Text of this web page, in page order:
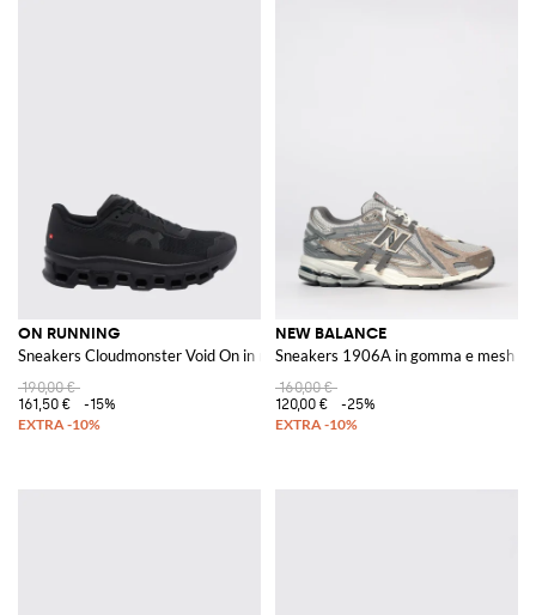
ON RUNNING
Sneakers Cloudmonster Void On in mesh
190,00 €
161,50 €
-15%
NEW BALANCE
Sneakers 1906A in gomma e mesh
160,00 €
120,00 €
-25%